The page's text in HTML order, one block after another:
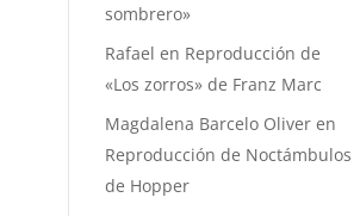
sombrero»
Rafael en Reproducción de
«Los zorros» de Franz Marc
Magdalena Barcelo Oliveren
Reproducción de Noctámbulos
de Hopper